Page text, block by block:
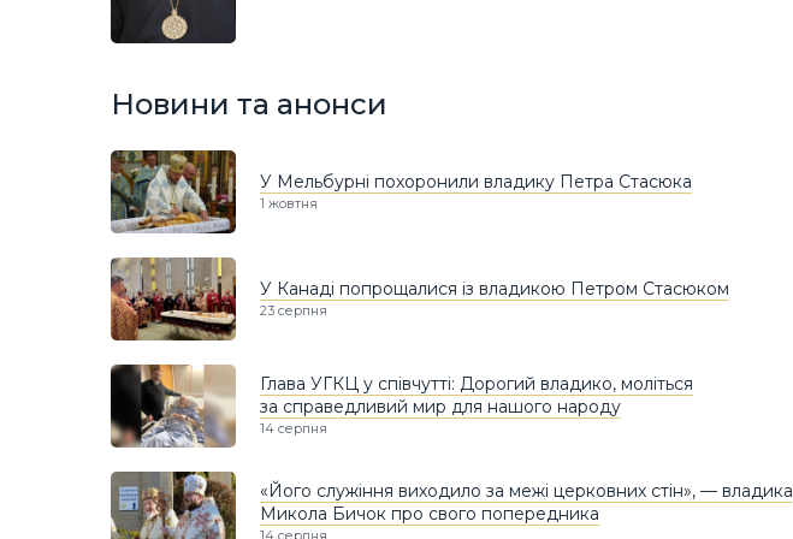
Новини та анонси
У Мельбурні похоронили владику Петра Стасюка
1 жовтня
У Канаді попрощалися із владикою Петром Стасюком
23 серпня
Глава УГКЦ у співчутті: Дорогий владико, моліться
за справедливий мир для нашого народу
14 серпня
«Його служіння виходило за межі церковних стін», — владика
Микола Бичок про свого попередника
14 серпня